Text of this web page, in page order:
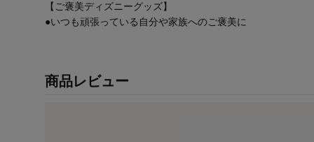
【ご褒美ディズニーグッズ】
●いつも頑張っている自分や家族へのご褒美に
商品レビュー